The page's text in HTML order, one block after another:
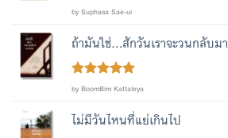
Rated
of 5
by Suphasa Sae-ui
ถ้ามันใช่...สักวันเราจะวนกลับม
Rated5out
by BoomBim Kattaleya
ไม่มีวันไหนที่แย่เกินไป